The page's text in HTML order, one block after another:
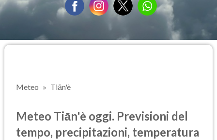
Meteo Tiān'è
Meteo Tiān'è oggi. Previsioni del
tempo, precipitazioni, temperatura